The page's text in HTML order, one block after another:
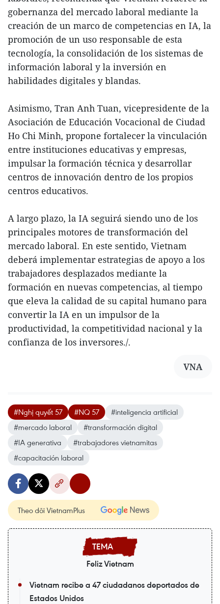
gobernanza del mercado laboral mediante la
creación de un marco de competencias en IA, la
promoción de un uso responsable de esta
tecnología, la consolidación de los sistemas de
información laboral y la inversión en
habilidades digitales y blandas.
Asimismo, Tran Anh Tuan, vicepresidente de la
Asociación de Educación Vocacional de Ciudad
Ho Chi Minh, propone fortalecer la vinculación
entre instituciones educativas y empresas,
impulsar la formación técnica y desarrollar
centros de innovación dentro de los propios
centros educativos.
A largo plazo, la IA seguirá siendo uno de los
principales motores de transformación del
mercado laboral. En este sentido, Vietnam
deberá implementar estrategias de apoyo a los
trabajadores desplazados mediante la
formación en nuevas competencias, al tiempo
que eleva la calidad de su capital humano para
convertir la IA en un impulsor de la
productividad, la competitividad nacional y la
confianza de los inversores./.
VNA
#Nghị quyết 57 #NQ 57
#inteligencia artificial
#mercado laboral
#transformación digital
#IA generativa
#trabajadores vietnamitas
#capacitación laboral
Theo dõi VietnamPlus
Feliz Vietnam
Vietnam recibe a 47 ciudadanos deportados de
Estados Unidos